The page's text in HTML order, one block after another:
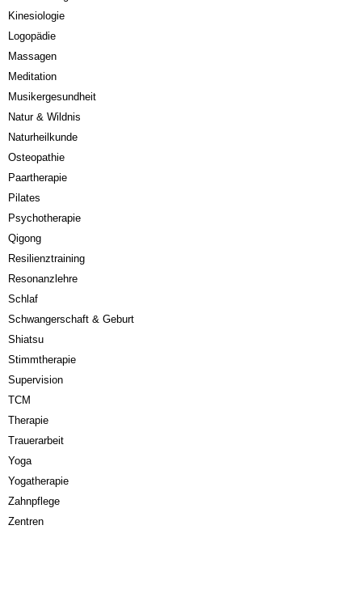
Kinesiologie
Logopädie
Massagen
Meditation
Musikergesundheit
Natur & Wildnis
Naturheilkunde
Osteopathie
Paartherapie
Pilates
Psychotherapie
Qigong
Resilienztraining
Resonanzlehre
Schlaf
Schwangerschaft & Geburt
Shiatsu
Stimmtherapie
Supervision
TCM
Therapie
Trauerarbeit
Yoga
Yogatherapie
Zahnpflege
Zentren